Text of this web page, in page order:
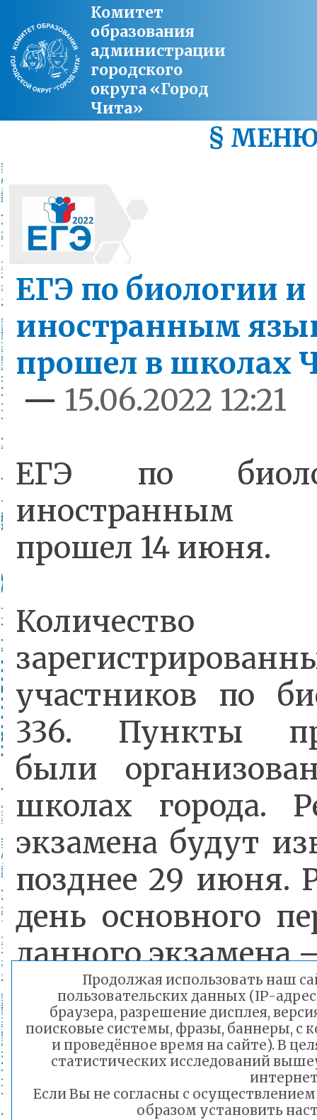
Комитет
образования
администрации
городского
округа «Город
Чита»
§
ЕГЭ по биологии и
иностранным
прошел в школах
— 15.06.2022 12:21
ЕГЭ по
иностранным
прошел 14 июня.
Количество
участников по
336. Пункты
были
школах города.
экзамена будут
позднее 29 июня.
день основного
данного экзамена
Количество
участников по
Продолжая использовать наш
пользовательских данных (IP-
браузера, разрешение дисплея,
поисковые системы, фразы, баннеры, с
и проведённое время на сайте). В
статистических исследований
Если Вы не согласны с
образом установить